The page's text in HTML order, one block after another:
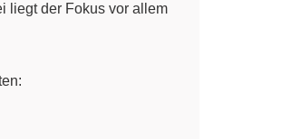
liegt der Fokus vor allem